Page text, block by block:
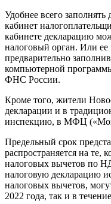
Удобнее всего
кабинет
кабинете декларацию
налоговый орган. Или ее
предварительно
компьютерной
ФНС России.
Кроме того, жители
декларации и в
инспекцию, в МФЦ
Предельный срок
распространяется на те,
налоговых вычетов по
налоговую декларацию
налоговых вычетов,
2022 года, так и в